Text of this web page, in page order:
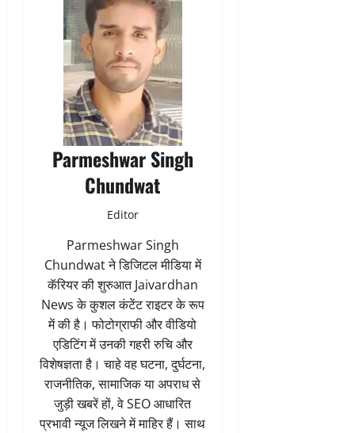
Parmeshwar Singh
Chundwat
Editor
Parmeshwar Singh
Chundwat ने डिजिटल मीडिया में
कॅरियर की शुरुआत Jaivardhan
News के कुशल कंटेंट राइटर के रूप
में की है। फोटोग्राफी और वीडियो
एडिटिंग में उनकी गहरी रुचि और
विशेषज्ञता है। चाहे वह घटना, दुर्घटना,
राजनीतिक, सामाजिक या अपराध से
जुड़ी खबरें हों, वे SEO आधारित
प्रभावी न्यूज लिखने में माहिर हैं। साथ